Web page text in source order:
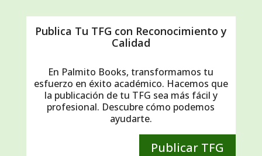
Publica Tu TFG con Reconocimiento y
Calidad
En Palmito Books, transformamos tu
esfuerzo en éxito académico. Hacemos que
la publicación de tu TFG sea más fácil y
profesional. Descubre cómo podemos
ayudarte.
Publicar TFG